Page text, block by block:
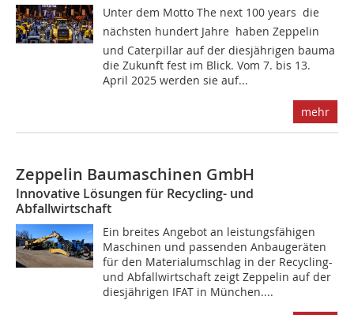
Unter dem Motto The next 100 years  die
nächsten hundert Jahre  haben Zeppelin
und Caterpillar auf der diesjährigen bauma
die Zukunft fest im Blick. Vom 7. bis 13.
April 2025 werden sie auf...
mehr
Zeppelin Baumaschinen GmbH
Innovative Lösungen für Recycling- und
Abfallwirtschaft
Ein breites Angebot an leistungsfähigen
Maschinen und passenden Anbaugeräten
für den Materialumschlag in der Recycling-
und Abfallwirtschaft zeigt Zeppelin auf der
diesjährigen IFAT in München....